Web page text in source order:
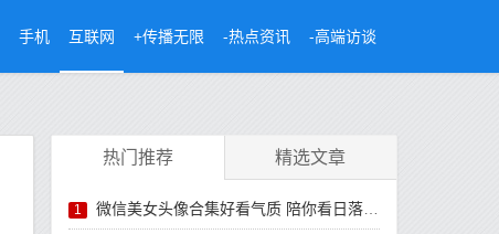
手机 互联网 +传播无限 -热点资讯 -高端访谈
热门推荐 精选文章
1 微信美女头像合集好看气质 陪你看日落的人比日落更浪漫